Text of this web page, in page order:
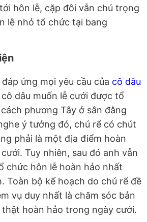
hôn lễ, cặp đôi vẫn chú trọng
lễ nhỏ tổ chức tại bang
ứng mọi yêu cầu của cô dâu
dâu muốn lễ cưới được tổ
phương Tây ở sân đằng
ý tưởng đó, chú rể có chút
phải là một địa điểm hoàn
Tuy nhiên, sau đó anh vẫn
chức hôn lễ hoàn hảo nhất
Toàn bộ kế hoạch do chú rể đề
vụ duy nhất là chăm sóc bản
hoàn hảo trong ngày cưới.